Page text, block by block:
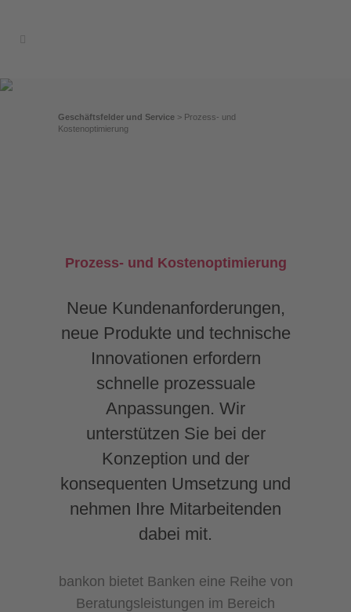
Geschäftsfelder und Service > Prozess- und
Kostenoptimierung
Prozess- und Kostenoptimierung
Neue Kundenanforderungen,
neue Produkte und technische
Innovationen erfordern
schnelle prozessuale
Anpassungen. Wir
unterstützen Sie bei der
Konzeption und der
konsequenten Umsetzung und
nehmen Ihre Mitarbeitenden
dabei mit.
bankon bietet Banken eine Reihe von
Beratungsleistungen im Bereich